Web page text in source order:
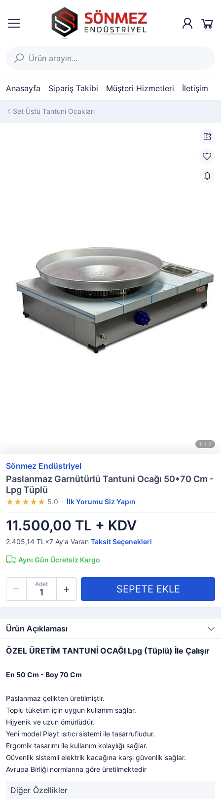
Anasayfa Sipariş Takibi Müşteri Hizmetleri İletişim
Set Üstü Tantuni Ocakları
Sönmez Endüstriyel
Paslanmaz Garnütürlü Tantuni Ocağı 50*70 Cm -
Lpg Tüplü
5.0 İlk Yorumu Siz Yapın
11.500,00 TL + KDV
2.405,14 TL×7 Ay'a Varan Taksit Seçenekleri
Aynı Gün Ücretsiz Kargo
Adet
Ürün Açıklaması
ÖZEL ÜRETİM TANTUNİ OCAĞI Lpg (Tüplü) İle Çalışır
En 50 Cm - Boy 70 Cm
Paslanmaz çelikten üretilmiştir.
Toplu tüketim için uygun kullanım sağlar.
Hijyenik ve uzun ömürlüdür.
Yeni model Playt ısıtıcı sistemi ile tasarrufludur.
Ergomik tasarımı ile kullanım kolaylığı sağlar.
Güvenlik sistemli elektrik kacağına karşı güvenlik sağlar.
Avrupa Birliği normlarına göre üretilmektedir
Diğer Özellikler